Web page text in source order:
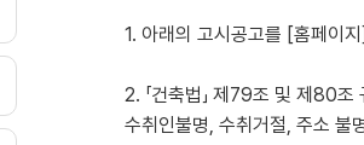
1. 아래의 고시공고를 [홈페이
2. 「건축법」 제79조 및 제80
수취인불명, 수취거절, 주소 불